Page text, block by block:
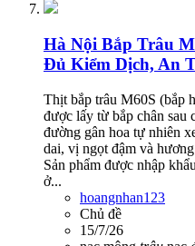
Hà Nội Bắp Trâu
Đủ Kiểm Dịch, An
Thịt bắp trâu M60S (bắp
được lấy từ bắp chân sau
đường gân hoa tự nhiên
dai, vị ngọt đậm và
Sản phẩm được nhập
ở...
hoangnhan123
Chủ đề
15/7/26